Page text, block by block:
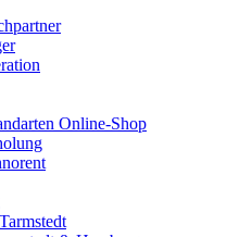
Online-Shop